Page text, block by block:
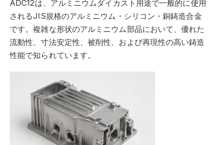
ADC12は、アルミニウムダイカスト用途で一般的に使用
されるJIS規格のアルミニウム・シリコン・銅鋳造合金
です。複雑な形状のアルミニウム部品において、優れた
流動性、寸法安定性、被削性、および再現性の高い鋳造
性能で知られています。